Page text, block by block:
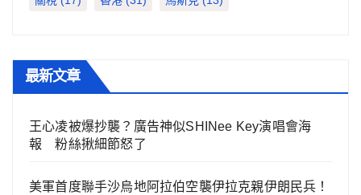
最新文章
王心凌被爆抄襲？廣告神似SHINee Key演唱會海
報 粉絲揪細節怒了
美軍首度聯手沙烏地阿拉伯空襲伊拉克親伊朗民兵！